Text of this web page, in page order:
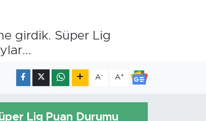
girdik. Süper Lig
A- A+
Lig Puan Durumu